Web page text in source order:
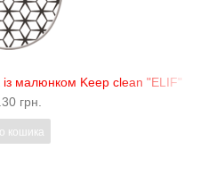
із малюнком Keep clean "ELIF"
грн.
кошика